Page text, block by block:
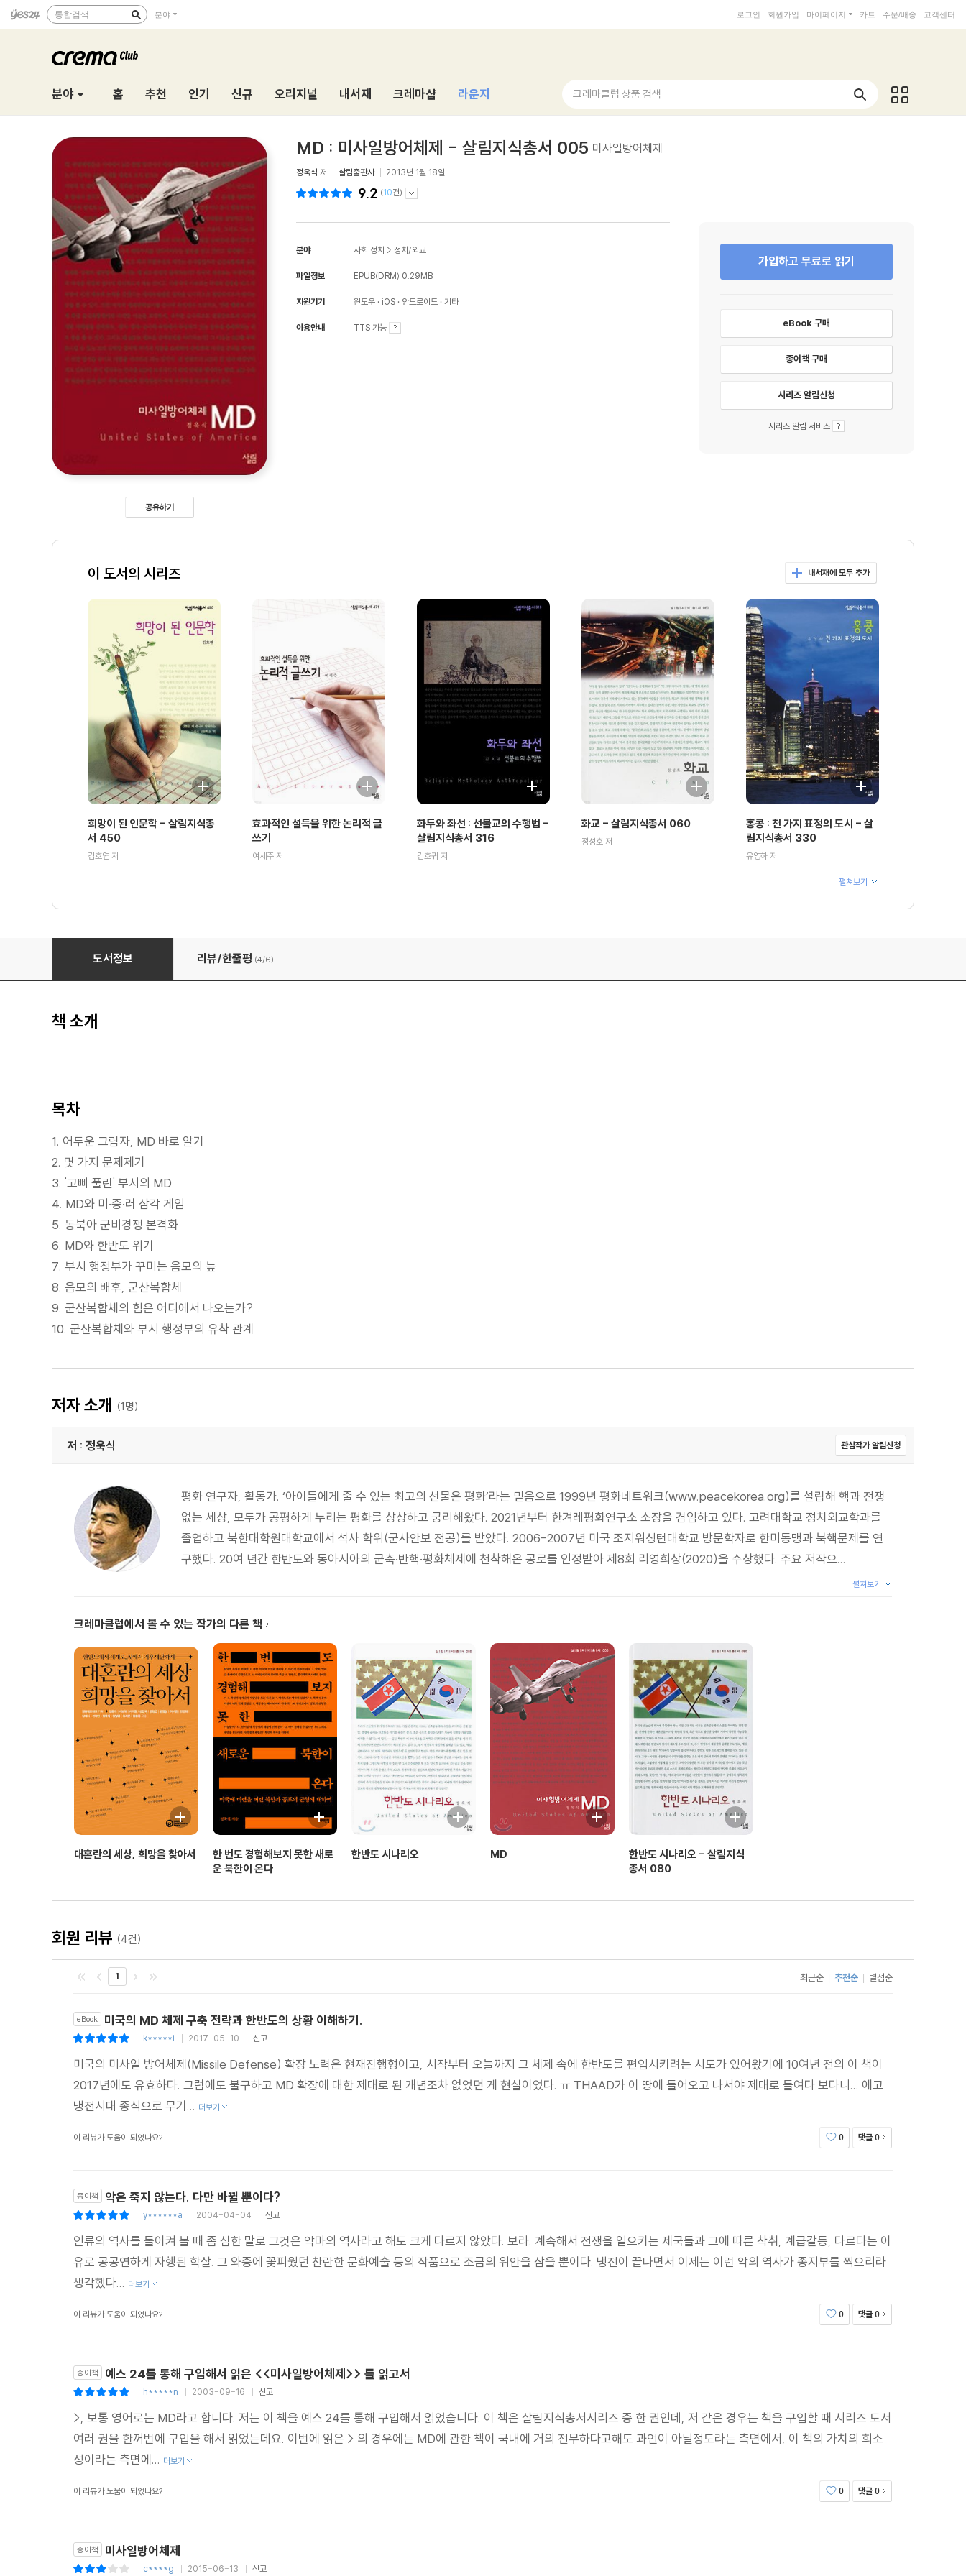
통합검색 분야 로그인 회원가입 마이페이지 카트 주문/배송 고객센터
분야 홈 추천 인기 신규 오리지널 내서재 크레마샵 라운지 크레마클럽 상품 검색
공유하기
MD : 미사일방어체제 - 살림지식총서 005 미사일방어체제
정욱식 저 살림출판사 2013년 1월 18일
9.2 (10건)
분야 사회 정치 > 정치/외교
파일정보 EPUB(DRM) 0.29MB
지원기기 윈도우 iOS 안드로이드 기타
이용안내 TTS 가능
가입하고 무료로 읽기
eBook 구매
종이책 구매
시리즈 알림신청
시리즈 알림 서비스
이 도서의 시리즈 내서재에 모두 추가
희망이 된 인문학 - 살림지식총
서 450
김호연 저
효과적인 설득을 위한 논리적 글
쓰기
여세주 저
화두와 좌선 : 선불교의 수행법 -
살림지식총서 316
김호귀 저
화교 - 살림지식총서 060
정성호 저
홍콩 : 천 가지 표정의 도시 - 살
림지식총서 330
유영하 저
펼쳐보기
MD : 미사일방어체제 - 살림지식총서 005
도서정보 리뷰/한줄평 (4/6)
책 소개
목차
1. 어두운 그림자, MD 바로 알기
2. 몇 가지 문제제기
3. '고삐 풀린' 부시의 MD
4. MD와 미·중·러 삼각 게임
5. 동북아 군비경쟁 본격화
6. MD와 한반도 위기
7. 부시 행정부가 꾸미는 음모의 늪
8. 음모의 배후, 군산복합체
9. 군산복합체의 힘은 어디에서 나오는가?
10. 군산복합체와 부시 행정부의 유착 관계
저자 소개 (1명)
저 : 정욱식 관심작가 알림신청
평화 연구자, 활동가. ‘아이들에게 줄 수 있는 최고의 선물은 평화’라는 믿음으로 1999년 평화네트워크(www.peacekorea.org)를 설립해 핵과 전쟁
없는 세상, 모두가 공평하게 누리는 평화를 상상하고 궁리해왔다. 2021년부터 한겨레평화연구소 소장을 겸임하고 있다. 고려대학교 정치외교학과를
졸업하고 북한대학원대학교에서 석사 학위(군사안보 전공)를 받았다. 2006-2007년 미국 조지워싱턴대학교 방문학자로 한미동맹과 북핵문제를 연
구했다. 20여 년간 한반도와 동아시아의 군축·반핵·평화체제에 천착해온 공로를 인정받아 제8회 리영희상(2020)을 수상했다. 주요 저작으...
펼쳐보기
크레마클럽에서 볼 수 있는 작가의 다른 책
대혼란의 세상, 희망을 찾아서
한 번도 경험해보지 못한 새로
운 북한이 온다
한반도 시나리오 MD
한반도 시나리오 - 살림지식
총서 080
회원 리뷰 (4건)
1 최근순 | 추천순 | 별점순
eBook 미국의 MD 체제 구축 전략과 한반도의 상황 이해하기.
k*****i 2017-05-10 신고
미국의 미사일 방어체제(Missile Defense) 확장 노력은 현재진행형이고, 시작부터 오늘까지 그 체제 속에 한반도를 편입시키려는 시도가 있어왔기에 10여년 전의 이 책이
2017년에도 유효하다. 그럼에도 불구하고 MD 확장에 대한 제대로 된 개념조차 없었던 게 현실이었다. ㅠ THAAD가 이 땅에 들어오고 나서야 제대로 들여다 보다니... 에고
냉전시대 종식으로 무기... 더보기
이 리뷰가 도움이 되었나요? 0 댓글 0
종이책 악은 죽지 않는다. 다만 바뀔 뿐이다?
y******a 2004-04-04 신고
인류의 역사를 돌이켜 볼 때 좀 심한 말로 그것은 악마의 역사라고 해도 크게 다르지 않았다. 보라. 계속해서 전쟁을 일으키는 제국들과 그에 따른 착취, 계급갈등, 다르다는 이
유로 공공연하게 자행된 학살. 그 와중에 꽃피웠던 찬란한 문화예술 등의 작품으로 조금의 위안을 삼을 뿐이다. 냉전이 끝나면서 이제는 이런 악의 역사가 종지부를 찍으리라
생각했다... 더보기
이 리뷰가 도움이 되었나요? 0 댓글 0
종이책 예스 24를 통해 구입해서 읽은 <<미사일방어체제>> 를 읽고서
h*****n 2003-09-16 신고
>, 보통 영어로는 MD라고 합니다. 저는 이 책을 예스 24를 통해 구입해서 읽었습니다. 이 책은 살림지식총서시리즈 중 한 권인데, 저 같은 경우는 책을 구입할 때 시리즈 도서
여러 권을 한꺼번에 구입을 해서 읽었는데요. 이번에 읽은 > 의 경우에는 MD에 관한 책이 국내에 거의 전무하다고해도 과언이 아닐정도라는 측면에서, 이 책의 가치의 희소
성이라는 측면에... 더보기
이 리뷰가 도움이 되었나요? 0 댓글 0
종이책 미사일방어체제
c****g 2015-06-13 신고